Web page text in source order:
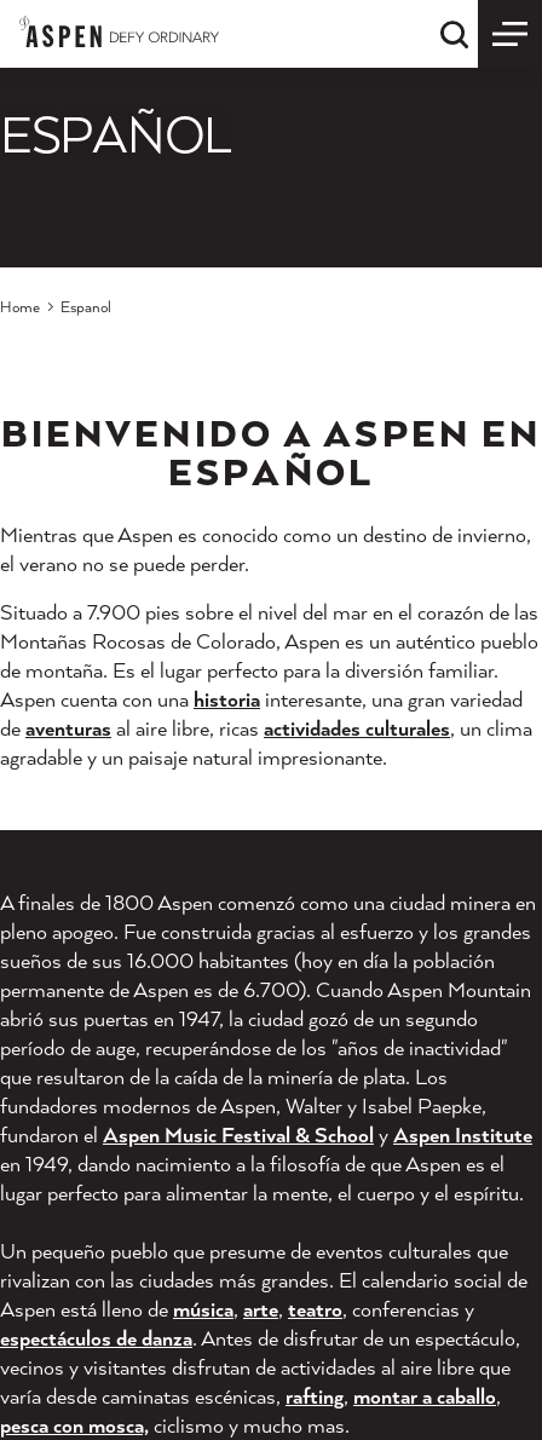
Skip to content Quick
ESPAÑOL
Home Espanol
BIENVENIDO A ASPEN EN
ESPAÑOL
Mientras que Aspen es conocido como un destino de invierno,
el verano no se puede perder.
Situado a 7.900 pies sobre el nivel del mar en el corazón de las
Montañas Rocosas de Colorado, Aspen es un auténtico pueblo
de montaña. Es el lugar perfecto para la diversión familiar.
Aspen cuenta con una historia interesante, una gran variedad
deaventuras al aire libre, ricas actividades culturales, un clima
agradable y un paisaje natural impresionante.
A finales de 1800 Aspen comenzó como una ciudad minera en
pleno apogeo. Fue construida gracias al esfuerzo y los grandes
sueños de sus 16.000 habitantes (hoy en día la población
permanente de Aspen es de 6.700). Cuando Aspen Mountain
abrió sus puertas en 1947, la ciudad gozó de un segundo
período de auge, recuperándose de los "años de inactividad"
que resultaron de la caída de la minería de plata. Los
fundadores modernos de Aspen, Walter y Isabel Paepke,
fundaron el Aspen Music Festival & School yAspen Institute
en 1949, dando nacimiento a la filosofía de que Aspen es el
lugar perfecto para alimentar la mente, el cuerpo y el espíritu.
Un pequeño pueblo que presume de eventos culturales que
rivalizan con las ciudades más grandes. El calendario social de
Aspen está lleno de música, arte, teatro, conferencias y
espectáculos de danza. Antes de disfrutar de un espectáculo,
vecinos y visitantes disfrutan de actividades al aire libre que
varía desde caminatas escénicas, rafting, montar a caballo,
pesca con mosca,ciclismo y mucho mas.